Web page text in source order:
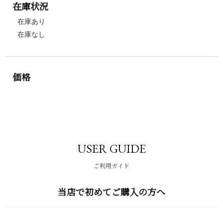
在庫状況
在庫あり
在庫なし
価格
USER GUIDE
ご利用ガイド
当店で初めてご購入の方へ